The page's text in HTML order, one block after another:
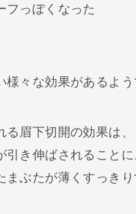
フっぽくなった
様々な効果があるよう
眉下切開の効果は、
引き伸ばされること
まぶたが薄くすっきり